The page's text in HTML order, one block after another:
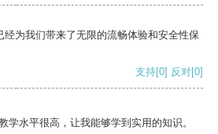
为我们带来了无限的流畅体验和安全性保
支持[0] 反对[0]
学水平很高，让我能够学到实用的知识。